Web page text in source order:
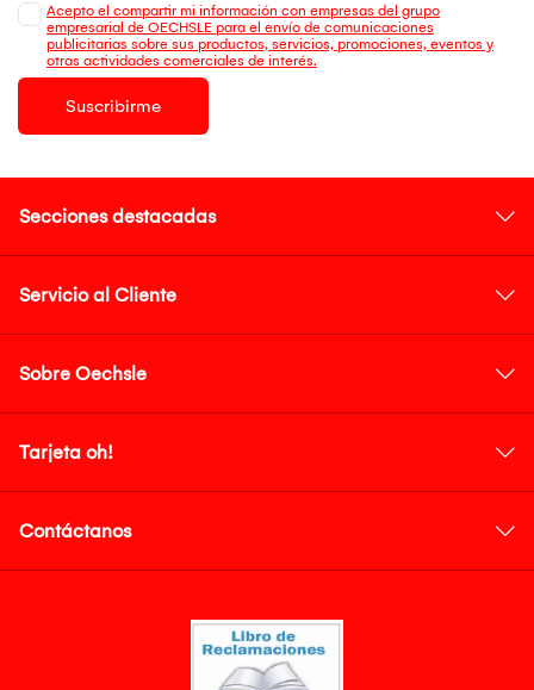
Acepto el compartir mi información con empresas del grupo
empresarial de OECHSLE para el envío de comunicaciones
publicitarias sobre sus productos, servicios, promociones, eventos y
otras actividades comerciales de interés.
Suscribirme
Secciones destacadas
Servicio al Cliente
Sobre Oechsle
Tarjeta oh!
Contáctanos